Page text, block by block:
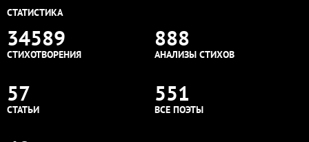
СТАТИСТИКА
34589
СТИХОТВОРЕНИЯ
888
АНАЛИЗЫ СТИХОВ
57
СТАТЬИ
551
ВСЕ ПОЭТЫ